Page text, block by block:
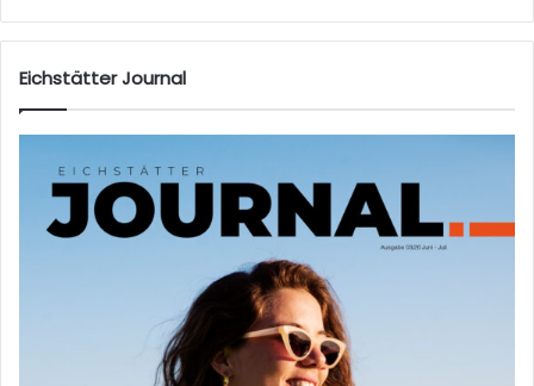
sei
Eichstätter Journal